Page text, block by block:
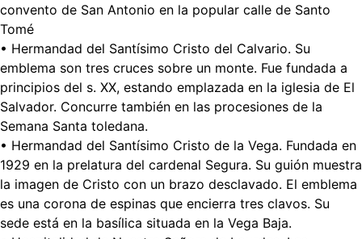
convento de San Antonio en la popular calle de Santo
Tomé
• Hermandad del Santísimo Cristo del Calvario. Su
emblema son tres cruces sobre un monte. Fue fundada a
principios del s. XX, estando emplazada en la iglesia de El
Salvador. Concurre también en las procesiones de la
Semana Santa toledana.
• Hermandad del Santísimo Cristo de la Vega. Fundada en
1929 en la prelatura del cardenal Segura. Su guión muestra
la imagen de Cristo con un brazo desclavado. El emblema
es una corona de espinas que encierra tres clavos. Su
sede está en la basílica situada en la Vega Baja.